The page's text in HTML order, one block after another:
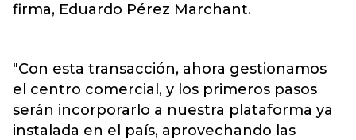
firma, Eduardo Pérez Marchant.
"Con esta transacción, ahora gestionamos
el centro comercial, y los primeros pasos
serán incorporarlo a nuestra plataforma ya
instalada en el país, aprovechando las